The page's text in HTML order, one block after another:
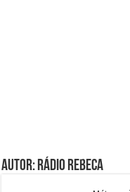
Autor: Rádio Rebeca